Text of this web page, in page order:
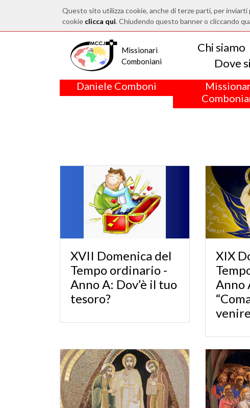
Questo sito utilizza cookie, anche di terze parti, per
cookie clicca qui. Chiudendo questo banner o cliccando
Missionari
Comboniani
Chi siamo
Dove
Daniele Comboni
XVII Domenica del
Tempo ordinario -
Anno A: Dov’è il tuo
tesoro?
XIX
Anno